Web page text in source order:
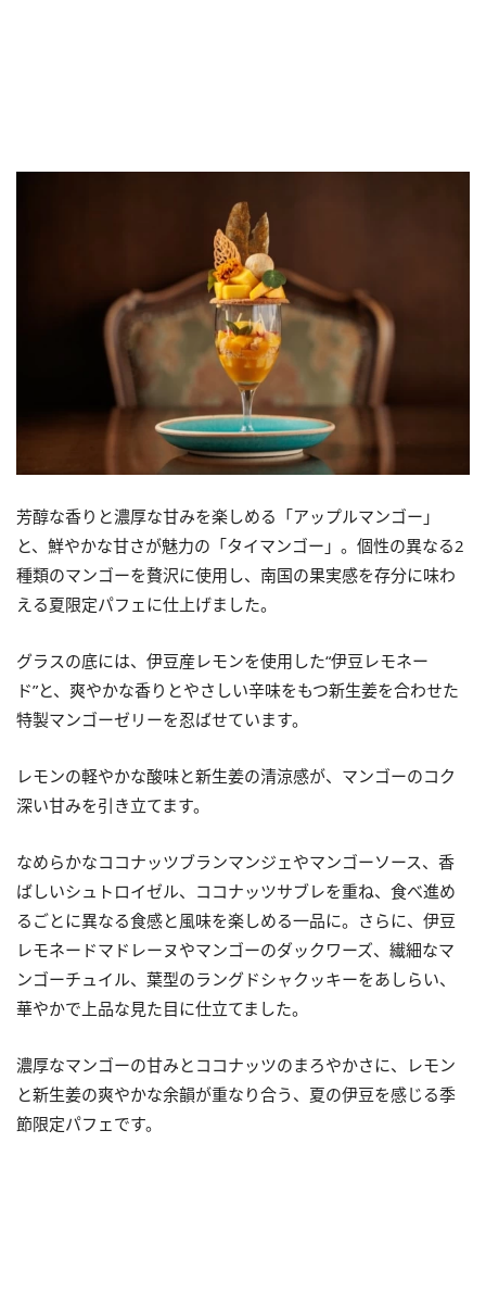
芳醇な香りと濃厚な甘みを楽しめる「アップルマンゴー」
と、鮮やかな甘さが魅力の「タイマンゴー」。個性の異なる2
種類のマンゴーを贅沢に使用し、南国の果実感を存分に味わ
える夏限定パフェに仕上げました。
グラスの底には、伊豆産レモンを使用した“伊豆レモネー
ド”と、爽やかな香りとやさしい辛味をもつ新生姜を合わせた
特製マンゴーゼリーを忍ばせています。
レモンの軽やかな酸味と新生姜の清涼感が、マンゴーのコク
深い甘みを引き立てます。
なめらかなココナッツブランマンジェやマンゴーソース、香
ばしいシュトロイゼル、ココナッツサブレを重ね、食べ進め
るごとに異なる食感と風味を楽しめる一品に。さらに、伊豆
レモネードマドレーヌやマンゴーのダックワーズ、繊細なマ
ンゴーチュイル、葉型のラングドシャクッキーをあしらい、
華やかで上品な見た目に仕立てました。
濃厚なマンゴーの甘みとココナッツのまろやかさに、レモン
と新生姜の爽やかな余韻が重なり合う、夏の伊豆を感じる季
節限定パフェです。